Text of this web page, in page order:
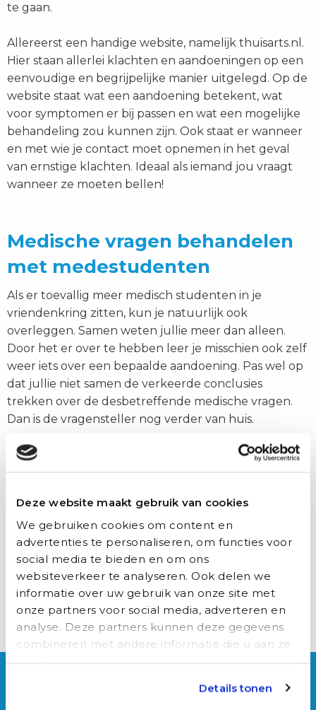
Deze website maakt gebruik van cookies
We gebruiken cookies om content en
advertenties te personaliseren, om functies voor
social media te bieden en om ons
websiteverkeer te analyseren. Ook delen we
informatie over uw gebruik van onze site met
onze partners voor social media, adverteren en
analyse. Deze partners kunnen deze gegevens
combineren met andere informatie die u aan ze
Details tonen
te gaan.
Allereerst een handige website, namelijk thuisarts.nl.
Hier staan allerlei klachten en aandoeningen op een
eenvoudige en begrijpelijke manier uitgelegd. Op de
website staat wat een aandoening betekent, wat
voor symptomen er bij passen en wat een mogelijke
behandeling zou kunnen zijn. Ook staat er wanneer
en met wie je contact moet opnemen in het geval
van ernstige klachten. Ideaal als iemand jou vraagt
wanneer ze moeten bellen!
Medische vragen behandelen
met medestudenten
Als er toevallig meer medisch studenten in je
vriendenkring zitten, kun je natuurlijk ook
overleggen. Samen weten jullie meer dan alleen.
Door het er over te hebben leer je misschien ook zelf
weer iets over een bepaalde aandoening. Pas wel op
dat jullie niet samen de verkeerde conclusies
trekken over de desbetreffende medische vragen.
Dan is de vragensteller nog verder van huis.
Ook kun je zeggen dat je er nog wat onderzoek naar
zoektocht kunnen zomaar alle puzzelstukjes op zijn
plek vallen.
En de laatste en misschien wel belangrijkste tip. Als je
het niet weet is dat natuurlijk niet erg, je bent
immers nog student. Geef dit aan en stuur de
persoon in kwestie eventueel door naar de huisarts,
die weet er vast wel raad mee!